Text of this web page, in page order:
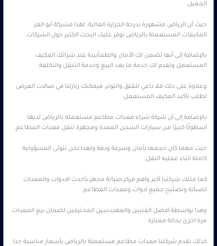
الجميل.
حيث أن الرياض مشهورة بدرجة الحرارة العالية، لهذا فشركة أبو العز
المكيفات المستعملة بالرياض توفر عليك البحث الكثير حول الشركات.
بالإضافة إلى أنها تضمن لك الأمان والطمأنينة عند شرائك المكيف
المستعمل وتقدم لك خدمة ما بعد البيع وخدمة التنقل والتكلفة.
وعلاوة على ذلك فلا داعي للقلق والتوتر، فيمكنك زيارتنا في صالات العرض
لطلب تأكيد المكيف المستعمل.
بالإضافة إلى أن شركة شراء معدات مطاعم مستعملة بالرياض لديها
أسطولًا كبيرًا من سيارات الشحن المعدة ومجهزة لنقل معدات المطاعم.
حيث مهما كان حجمها بأمان وسرعة ودقة ولهذا نحن نتولى المسؤولية
كاملة اثناء عمليه النقل.
كما متلك شركتنا أكبر وأهم مركز صيانة مجهز بأحدث الادوات والمعدات
لصيانة وتصليح جميع ادوات ومعدات المطاعم.
وهذا بواسطة افضل الفنيين والمهندسين المحترفين لضمان بيع المعدات
مرة اخرى بحالة ممتازة.
كذلك تقدم شركتنا معدات مطاعم مستعملة بالرياض بأسعار مناسبة جدا